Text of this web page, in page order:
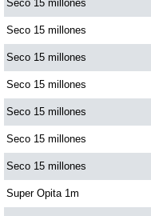
Pick 3 Día
Pick 3 Noche
Pick 4 Día
Pick 4 Noche
Pijao de Oro
Seco 15 millones
Seco 15 millones
Seco 15 millones
Seco 15 millones
Seco 15 millones
Seco 15 millones
Seco 15 millones
Super Opita 1m